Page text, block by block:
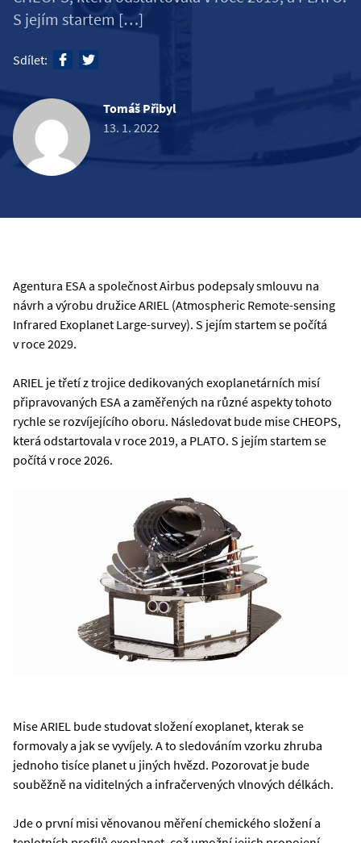
S jejím startem […]
Sdílet:
Tomáš Přibyl
13. 1. 2022
Agentura ESA a společnost Airbus podepsaly smlouvu na
návrh a výrobu družice ARIEL (Atmospheric Remote-sensing
Infrared Exoplanet Large-survey). S jejím startem se počítá
v roce 2029.
ARIEL je třetí z trojice dedikovaných exoplanetárních misí
připravovaných ESA a zaměřených na různé aspekty tohoto
rychle se rozvíjejícího oboru. Následovat bude mise CHEOPS,
která odstartovala v roce 2019, a PLATO. S jejím startem se
počítá v roce 2026.
Mise ARIEL bude studovat složení exoplanet, kterak se
formovaly a jak se vyvíjely. A to sledováním vzorku zhruba
jednoho tisíce planet u jiných hvězd. Pozorovat je bude
souběžně na viditelných a infračervených vlnových délkách.
Jde o první misi věnovanou měření chemického složení a